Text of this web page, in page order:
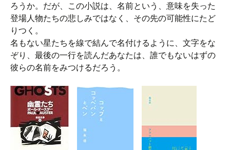
ろうか。だが、この小説は、名前という、意味を失った
登場人物たちの悲しみではなく、その先の可能性にたど
りつく。
名もない星たちを線で結んで名付けるように、文字をな
ぞり、最後の一行を読んだあなたは、誰でもないはずの
彼らの名前をみつけるだろう。